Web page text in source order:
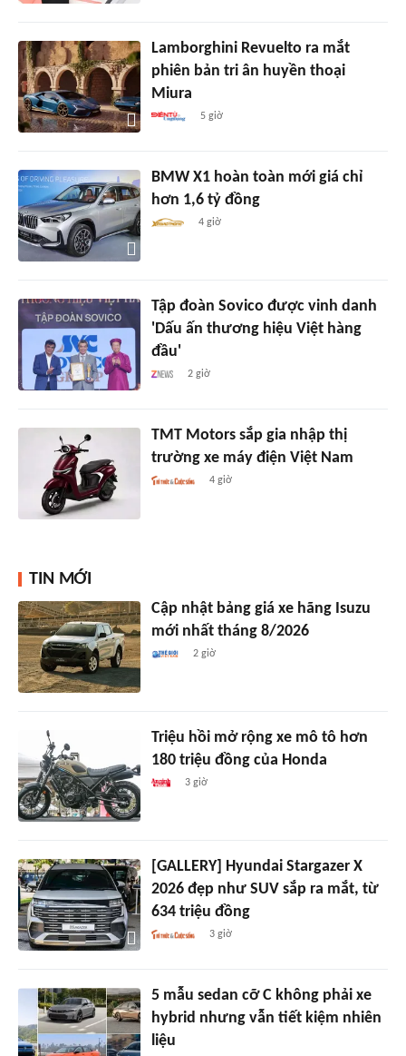
Lamborghini Revuelto ra mắt
phiên bản tri ân huyền thoại
Miura
5 giờ
BMW X1 hoàn toàn mới giá chỉ
hơn 1,6 tỷ đồng
4 giờ
Tập đoàn Sovico được vinh danh
'Dấu ấn thương hiệu Việt hàng
đầu'
2 giờ
TMT Motors sắp gia nhập thị
trường xe máy điện Việt Nam
4 giờ
TIN MỚI
Cập nhật bảng giá xe hãng Isuzu
mới nhất tháng 8/2026
2 giờ
Triệu hồi mở rộng xe mô tô hơn
180 triệu đồng của Honda
3 giờ
[GALLERY] Hyundai Stargazer X
2026 đẹp như SUV sắp ra mắt, từ
634 triệu đồng
3 giờ
5 mẫu sedan cỡ C không phải xe
hybrid nhưng vẫn tiết kiệm nhiên
liệu